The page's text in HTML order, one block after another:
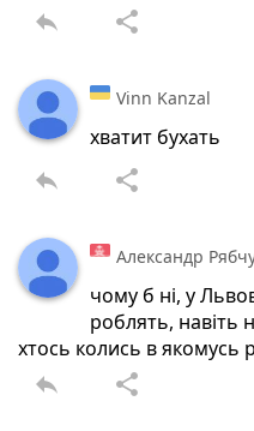
reply share
Vinn Kanzal
хватит бухать
reply share
Александр
чому б ні, у
роблять, навіть
хтось колись в якомусь
reply share